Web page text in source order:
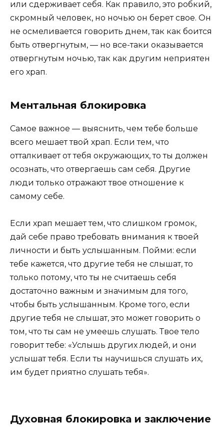
или сдерживает себя. Как правило, это робкий,
скромный человек, но ночью он берет свое. Он
не осмеливается говорить днем, так как боится
быть отвергнутым, — но все-таки оказывается
отвергнутым ночью, так как другим неприятен
его храп.
Ментальная блокировка
Самое важное — выяснить, чем тебе больше
всего мешает твой храп. Если тем, что
отталкивает от тебя окружающих, то ты должен
осознать, что отвергаешь сам себя. Другие
люди только отражают твое отношение к
самому себе.
Если храп мешает тем, что слишком громок,
дай себе право требовать внимания к твоей
личности и быть услышанным. Пойми: если
тебе кажется, что другие тебя не слышат, то
только потому, что ты не считаешь себя
достаточно важным и значимым для того,
чтобы быть услышанным. Кроме того, если
другие тебя не слышат, это может говорить о
том, что ты сам не умеешь слушать. Твое тело
говорит тебе: «Услышь других людей, и они
услышат тебя. Если ты научишься слушать их,
им будет приятно слушать тебя».
Духовная блокировка и заключение